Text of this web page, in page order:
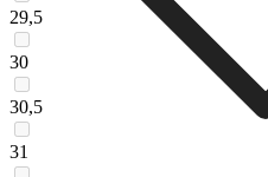
29,5
30
30,5
31